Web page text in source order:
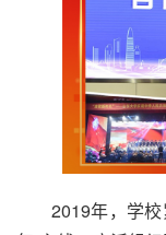
2019年，学